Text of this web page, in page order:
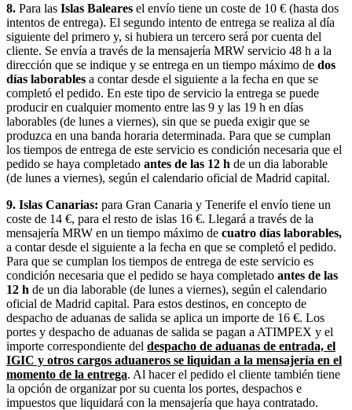
8. Para las Islas Baleares el envío tiene un coste de 10 € (hasta dos
intentos de entrega). El segundo intento de entrega se realiza al día
siguiente del primero y, si hubiera un tercero será por cuenta del
cliente. Se envía a través de la mensajería MRW servicio 48 h a la
dirección que se indique y se entrega en un tiempo máximo de dos
días laborables a contar desde el siguiente a la fecha en que se
completó el pedido. En este tipo de servicio la entrega se puede
producir en cualquier momento entre las 9 y las 19 h en días
laborables (de lunes a viernes), sin que se pueda exigir que se
produzca en una banda horaria determinada. Para que se cumplan
los tiempos de entrega de este servicio es condición necesaria que el
pedido se haya completado antes de las 12 h de un dia laborable
(de lunes a viernes), según el calendario oficial de Madrid capital.
9. Islas Canarias: para Gran Canaria y Tenerife el envío tiene un
coste de 14 €, para el resto de islas 16 €. Llegará a través de la
mensajería MRW en un tiempo máximo de cuatro días laborables,
a contar desde el siguiente a la fecha en que se completó el pedido.
Para que se cumplan los tiempos de entrega de este servicio es
condición necesaria que el pedido se haya completado antes de las
12 h de un dia laborable (de lunes a viernes), según el calendario
oficial de Madrid capital. Para estos destinos, en concepto de
despacho de aduanas de salida se aplica un importe de 16 €. Los
portes y despacho de aduanas de salida se pagan a ATIMPEX y el
importe correspondiente del despacho de aduanas de entrada, el
IGIC y otros cargos aduaneros se liquidan a la mensajería en el
momento de la entrega. Al hacer el pedido el cliente también tiene
la opción de organizar por su cuenta los portes, despachos e
impuestos que liquidará con la mensajería que haya contratado.